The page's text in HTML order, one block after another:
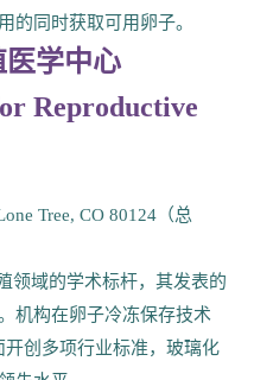
的同时获取可用卵子。
学中心
Reproductive
Tree, CO 80124（总
领域的学术标杆，其发表的
机构在卵子冷冻保存技术
开创多项行业标准，玻璃化